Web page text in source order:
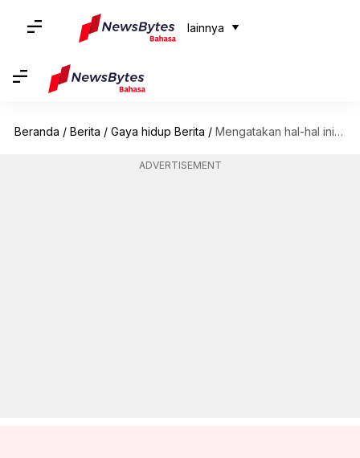
lainnya
Beranda / Berita / Gaya hidup Berita / Mengatakan hal-hal ini kepada putri Anda dapat merusak kepercayaan dirinya
ADVERTISEMENT